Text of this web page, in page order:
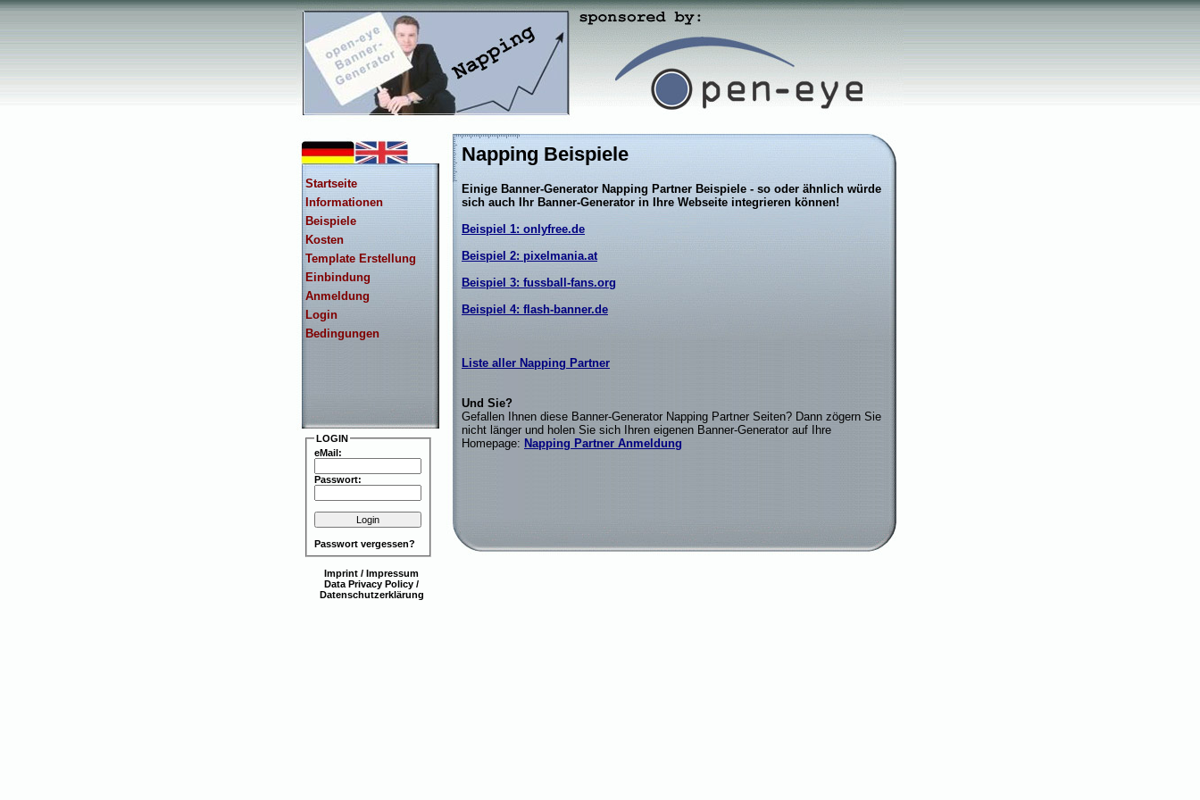
Napping Beispiele
Startseite
Informationen
Beispiele
Kosten
Template Erstellung
Einbindung
Anmeldung
Login
Bedingungen
LOGIN
eMail:
Passwort:
Passwort vergessen?
Imprint / Impressum
Data Privacy Policy /
Datenschutzerklärung
Einige Banner-Generator Napping Partner Beispiele - so oder ähnlich würde
sich auch Ihr Banner-Generator in Ihre Webseite integrieren können!
Beispiel 1: onlyfree.de
Beispiel 2: pixelmania.at
Beispiel 3: fussball-fans.org
Beispiel 4: flash-banner.de
Liste aller Napping Partner
Und Sie?
Gefallen Ihnen diese Banner-Generator Napping Partner Seiten? Dann zögern Sie
nicht länger und holen Sie sich Ihren eigenen Banner-Generator auf Ihre
Homepage: Napping Partner Anmeldung